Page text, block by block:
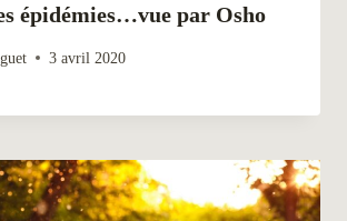
épidémies…vue par Osho
3 avril 2020